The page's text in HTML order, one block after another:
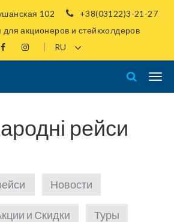
102
+38(03122)3-21-27
акционеров и стейкхолдеров
рейси
Новости
и Скидки Туры